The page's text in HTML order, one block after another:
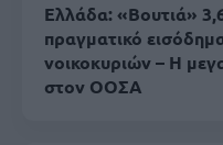
Ελλάδα: «Βουτιά»
πραγματικό
νοικοκυριών – Η
στον ΟΟΣΑ